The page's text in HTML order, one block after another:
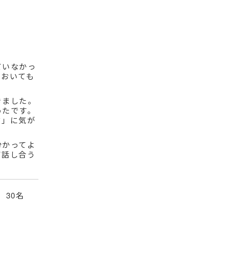
なかっ
いても
した。
です。
に気が
ってよ
し合う
名